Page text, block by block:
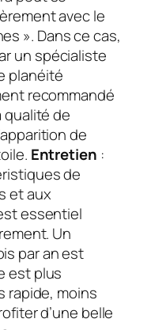
avec le
». Dans ce cas,
un spécialiste
planéité
recommandé
qualité de
de
Entretien :
de
et aux
essentiel
Un
par an est
est plus
rapide, moins
d’une belle